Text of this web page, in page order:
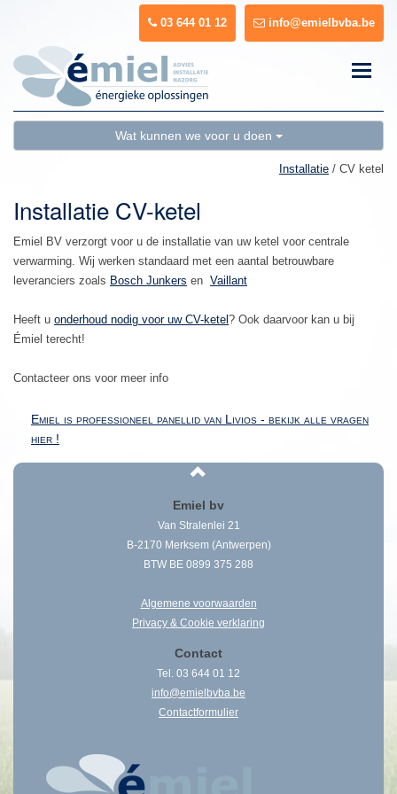
03 644 01 12 info@emielbvba.be
Toggle
Wat kunnen we voor u doen
Installatie / CV ketel
Installatie CV-ketel
Emiel BV verzorgt voor u de installatie van uw ketel voor centrale
verwarming. Wij werken standaard met een aantal betrouwbare
leveranciers zoals Bosch Junkers en Vaillant
Heeft u onderhoud nodig voor uw CV-ketel? Ook daarvoor kan u bij
Émiel terecht!
Contacteer ons voor meer info
Emiel is professioneel panellid van Livios - bekijk alle vragen
hier !
Emiel bv
Van Stralenlei 21
B-2170 Merksem (Antwerpen)
BTW BE 0899 375 288
Algemene voorwaarden
Privacy & Cookie verklaring
Contact
Tel. 03 644 01 12
info@emielbvba.be
Contactformulier